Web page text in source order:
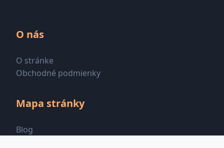
O nás
O stránke
Obchodné podmienky
Mapa stránky
Blog